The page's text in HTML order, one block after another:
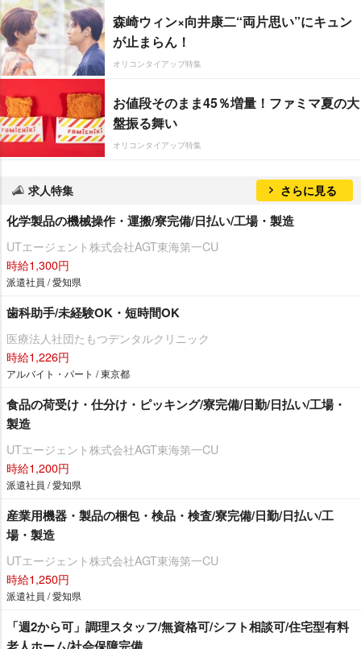
森崎ウィン×向井康二“両片思い”にキュン
が止まらん！
オリコンタイアップ特集
お値段そのまま45％増量！ファミマ夏の大
盤振る舞い
オリコンタイアップ特集
求人特集 さらに見る
化学製品の機械操作・運搬/寮完備/日払い/工場・製造
UTエージェント株式会社AGT東海第一CU
時給1,300円
派遣社員 / 愛知県
歯科助手/未経験OK・短時間OK
医療法人社団たもつデンタルクリニック
時給1,226円
アルバイト・パート / 東京都
食品の荷受け・仕分け・ピッキング/寮完備/日勤/日払い/工場・
製造
UTエージェント株式会社AGT東海第一CU
時給1,200円
派遣社員 / 愛知県
産業用機器・製品の梱包・検品・検査/寮完備/日勤/日払い/工
場・製造
UTエージェント株式会社AGT東海第一CU
時給1,250円
派遣社員 / 愛知県
「週2から可」調理スタッフ/無資格可/シフト相談可/住宅型有料
老人ホーム/社会保障完備